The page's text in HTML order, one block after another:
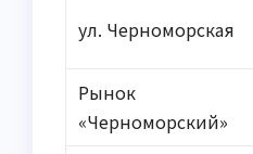
ул. Черноморская
Рынок
«Черноморский»